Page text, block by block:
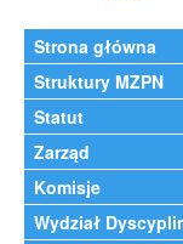
Strona główna
Struktury MZPN
Statut
Zarząd
Komisje
Wydział